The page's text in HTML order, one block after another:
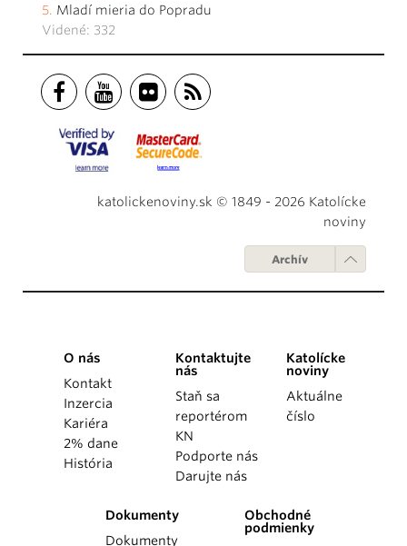
Mladí mieria do Popradu
Videné: 332
katolickenoviny.sk © 1849 - 2026 Katolícke
noviny
Archív
O nás
Kontakt
Inzercia
Kariéra
2% dane
História
Kontaktujte
nás
Staň sa
reportérom
KN
Podporte nás
Darujte nás
Katolícke
noviny
Aktuálne
číslo
Dokumenty
Dokumenty
Obchodné
podmienky